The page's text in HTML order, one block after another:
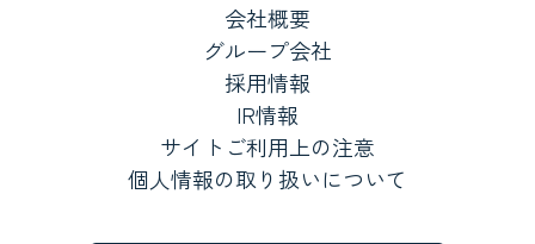
会社概要
グループ会社
採用情報
IR情報
サイトご利用上の注意
個人情報の取り扱いについて